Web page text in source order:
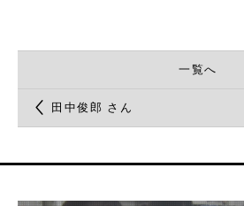
一覧へ
田中俊郎 さん